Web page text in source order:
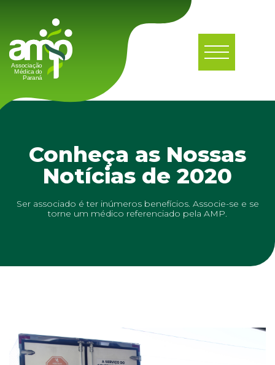
Conheça as Nossas
Notícias de 2020
Ser associado é ter inúmeros benefícios. Associe-se e se
torne um médico referenciado pela AMP.